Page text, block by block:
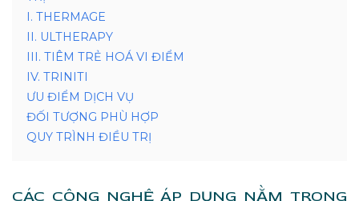
I. THERMAGE
II. ULTHERAPY
III. TIÊM TRẺ HOÁ VI ĐIỂM
IV. TRINITI
ƯU ĐIỂM DỊCH VỤ
ĐỐI TƯỢNG PHÙ HỢP
QUY TRÌNH ĐIỀU TRỊ
CÁC CÔNG NGHỆ ÁP DỤNG NẰM TRONG